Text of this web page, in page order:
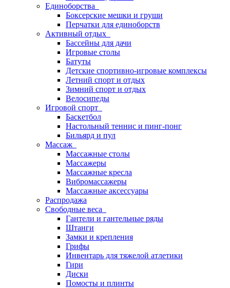
Единоборства
Боксерские мешки и груши
Перчатки для единоборств
Активный отдых
Бассейны для дачи
Игровые столы
Батуты
Детские спортивно-игровые комплексы
Летний спорт и отдых
Зимний спорт и отдых
Велосипеды
Игровой спорт
Баскетбол
Настольный теннис и пинг-понг
Бильярд и пул
Массаж
Массажные столы
Массажеры
Массажные кресла
Вибромассажеры
Массажные аксессуары
Распродажа
Свободные веса
Гантели и гантельные ряды
Штанги
Замки и крепления
Грифы
Инвентарь для тяжелой атлетики
Гири
Диски
Помосты и плинты